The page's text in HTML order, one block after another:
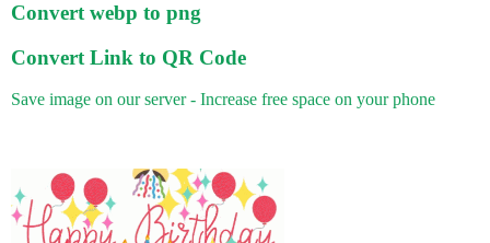
Convert webp to png
Convert Link to QR Code
Save image on our server - Increase free space on your phone